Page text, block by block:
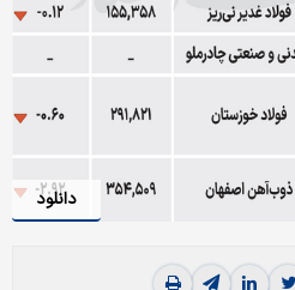
دانلود